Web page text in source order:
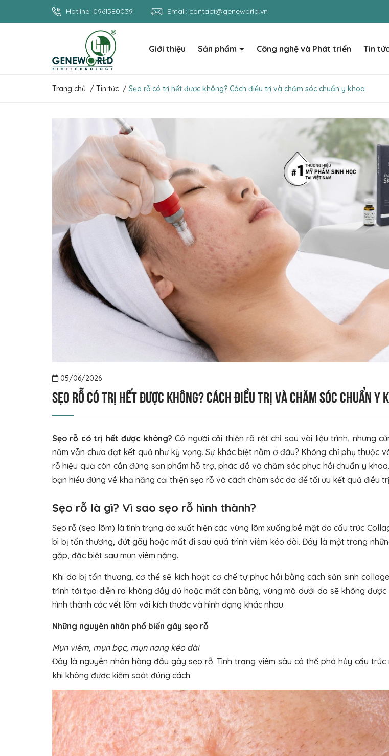
Hotline: 0961580039 Email: contact@geneworld.vn
Giới thiệu Sản phẩm Công nghệ và Phát triển Tin tức
Trang chủ / Tin tức / Sẹo rỗ có trị hết được không? Cách điều trị và chăm sóc chuẩn y khoa
05/06/2026
Sẹo rỗ có trị hết được không? Cách điều trị và chăm sóc chuẩn y
Sẹo rỗ có trị hết được không? Có người cải thiện rõ rệt chỉ sau vài liệu trình, nhưng
năm vẫn chưa đạt kết quả như kỳ vọng. Sự khác biệt nằm ở đâu? Không chỉ phụ thuộc
rỗ hiệu quả còn cần đúng sản phẩm hỗ trợ, phác đồ và chăm sóc phục hồi chuẩn y
bạn hiểu đúng về khả năng cải thiện sẹo rỗ và cách chăm sóc da để tối ưu kết quả điều
Sẹo rỗ là gì? Vì sao sẹo rỗ hình thành?
Sẹo rỗ (sẹo lõm) là tình trạng da xuất hiện các vùng lõm xuống bề mặt do cấu trúc
bì bị tổn thương, đứt gãy hoặc mất đi sau quá trình viêm kéo dài. Đây là một trong
gặp, đặc biệt sau mụn viêm nặng.
Khi da bị tổn thương, cơ thể sẽ kích hoạt cơ chế tự phục hồi bằng cách sản sinh
trình tái tạo diễn ra không đầy đủ hoặc mất cân bằng, vùng mô dưới da sẽ không
hình thành các vết lõm với kích thước và hình dạng khác nhau.
Những nguyên nhân phổ biến gây sẹo rỗ
Mụn viêm, mụn bọc, mụn nang kéo dài
Đây là nguyên nhân hàng đầu gây sẹo rỗ. Tình trạng viêm sâu có thể phá hủy cấu
khi không được kiểm soát đúng cách.